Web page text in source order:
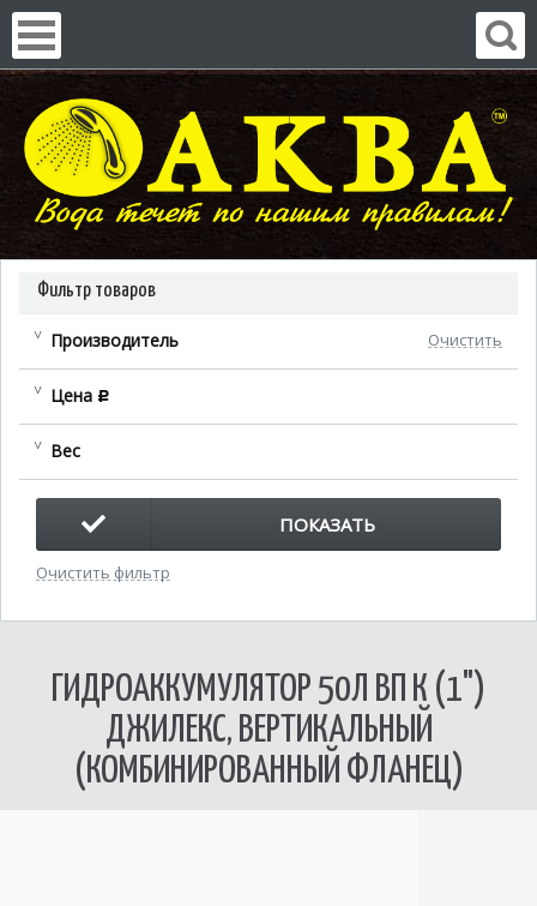
Фильтр товаров
Производитель Очистить
Цена c
Вес
ПОКАЗАТЬ
Очистить фильтр
ГИДРОАККУМУЛЯТОР 50Л ВП К (1")
ДЖИЛЕКС, ВЕРТИКАЛЬНЫЙ
(КОМБИНИРОВАННЫЙ ФЛАНЕЦ)